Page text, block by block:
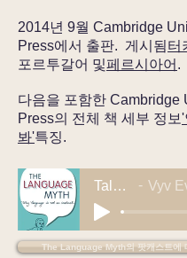
2014년 9월 Cambridge
Press에서 출판. 게시됨터
포르투갈어 및페르시아어 .
다음을 포함한 Cambridge
Press의 전체 책 세부 정보'
봐'특징.
Talk the Talk, December 2014
Vyv Evans in discussion on The
The Language Myth의 팟캐스트에